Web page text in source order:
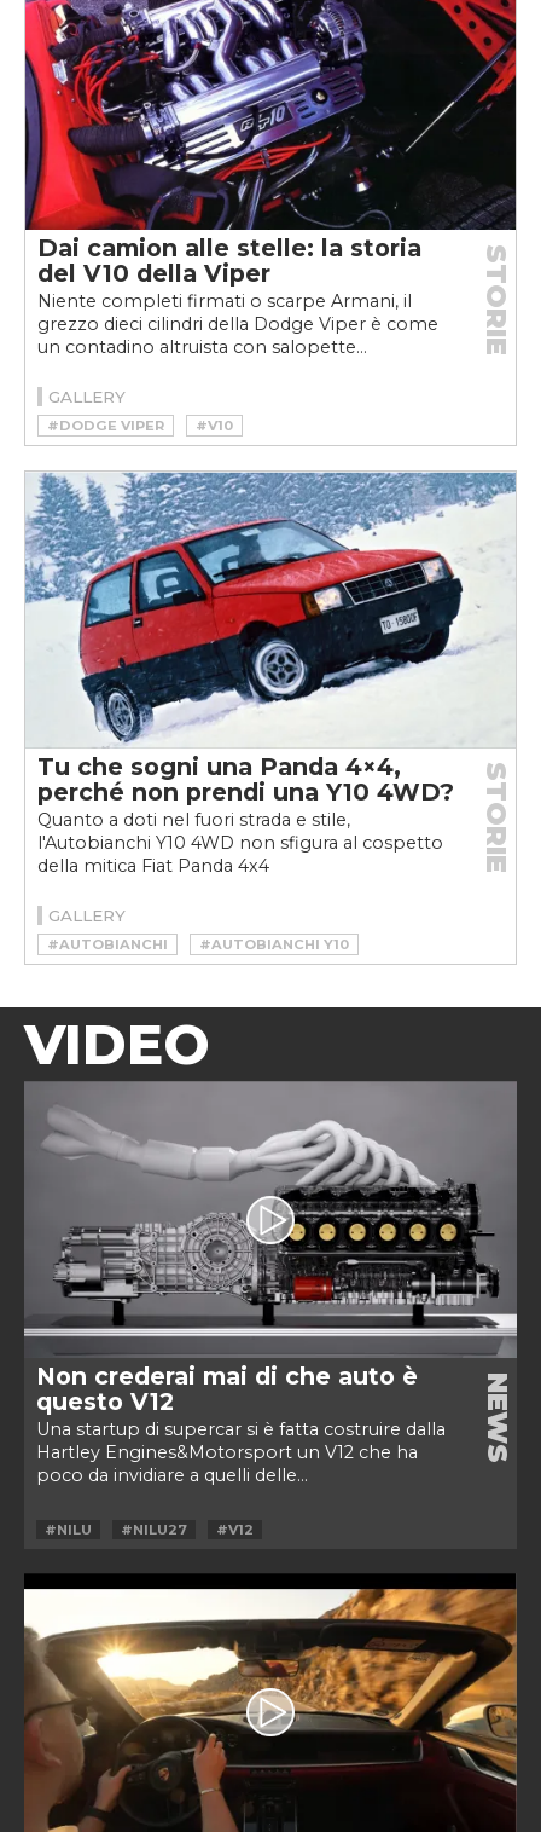
Dai camion alle stelle: la storia
del V10 della Viper
Niente completi firmati o scarpe Armani, il
grezzo dieci cilindri della Dodge Viper è come
un contadino altruista con salopette...
STORIE
GALLERY
#DODGE VIPER #V10
Tu che sogni una Panda 4×4,
perché non prendi una Y10 4WD?
Quanto a doti nel fuori strada e stile,
l'Autobianchi Y10 4WD non sfigura al cospetto
della mitica Fiat Panda 4x4
STORIE
GALLERY
#AUTOBIANCHI
#AUTOBIANCHI Y10
#AUTOBIANCHI Y10 4WD
VIDEO
Non crederai mai di che auto è
questo V12
Una startup di supercar si è fatta costruire dalla
Hartley Engines&Motorsport un V12 che ha
poco da invidiare a quelli delle...
NEWS
#NILU #NILU27 #V12